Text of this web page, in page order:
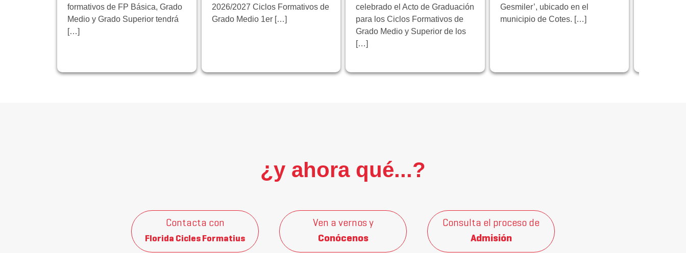
formativos de FP Básica, Grado
Medio y Grado Superior tendrá
[…]
2026/2027 Ciclos Formativos de
Grado Medio 1er […]
celebrado el Acto de Graduación
para los Ciclos Formativos de
Grado Medio y Superior de los
[…]
Gesmiler’, ubicado en el
municipio de Cotes. […]
¿y ahora qué...?
Contacta con
Florida Cicles Formatius
Ven a vernos y
Conócenos
Consulta el proceso de
Admisión